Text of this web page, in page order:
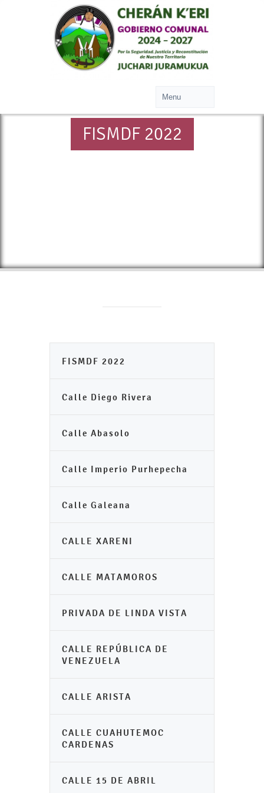
FISMDF 2022
FISMDF 2022
Calle Diego Rivera
Calle Abasolo
Calle Imperio Purhepecha
Calle Galeana
CALLE XARENI
CALLE MATAMOROS
PRIVADA DE LINDA VISTA
CALLE REPÚBLICA DE
VENEZUELA
CALLE ARISTA
CALLE CUAHUTEMOC
CARDENAS
CALLE 15 DE ABRIL